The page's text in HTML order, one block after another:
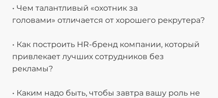
• Чем талантливый «охотник за
головами» отличается от хорошего рекрутера?
• Как построить HR-бренд компании, который
привлекает лучших сотрудников без
рекламы?
• Каким надо быть, чтобы завтра вашу роль не